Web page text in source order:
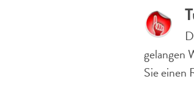
gelangen
Sie einen